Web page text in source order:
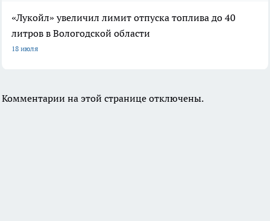
«Лукойл» увеличил лимит отпуска топлива до 40
литров в Вологодской области
18 июля
Комментарии на этой странице отключены.